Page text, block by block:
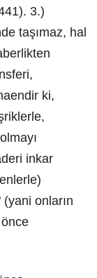
3.)
taşımaz, hal
ki,
inkar
(yani onların